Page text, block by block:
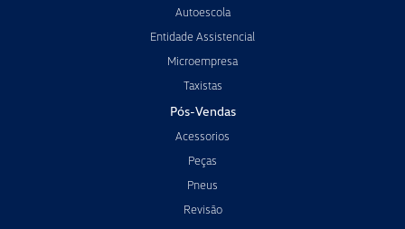
Autoescola
Entidade Assistencial
Microempresa
Taxistas
Pós-Vendas
Acessorios
Peças
Pneus
Revisão